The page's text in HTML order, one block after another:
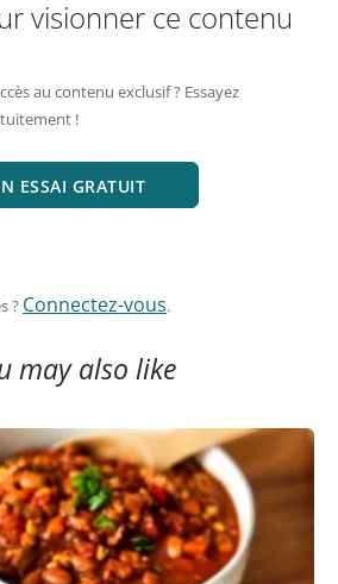
visionner ce contenu
au contenu exclusif ? Essayez
!
ESSAI GRATUIT
? Connectez-vous.
may also like